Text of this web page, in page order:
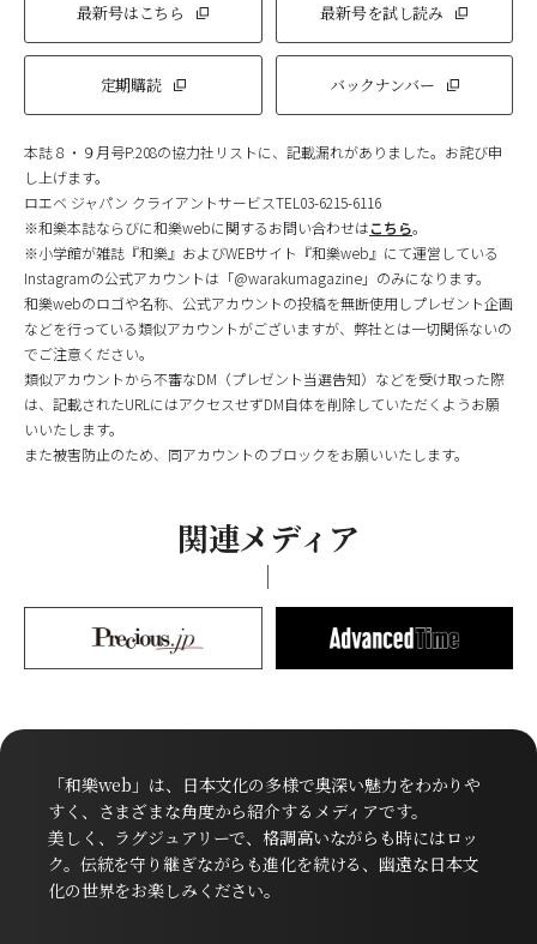
最新号はこちら 最新号を試し読み
定期購読 バックナンバー
本誌８・９月号P.208の協力社リストに、記載漏れがありました。お詫び申
し上げます。
ロエベ ジャパン クライアントサービスTEL03-6215-6116
※和樂本誌ならびに和樂webに関するお問い合わせはこちら。
※小学館が雑誌『和樂』およびWEBサイト『和樂web』にて運営している
Instagramの公式アカウントは「@warakumagazine」のみになります。
和樂webのロゴや名称、公式アカウントの投稿を無断使用しプレゼント企画
などを行っている類似アカウントがございますが、弊社とは一切関係ないの
でご注意ください。
類似アカウントから不審なDM（プレゼント当選告知）などを受け取った際
は、記載されたURLにはアクセスせずDM自体を削除していただくようお願
いいたします。
また被害防止のため、同アカウントのブロックをお願いいたします。
関連メディア
「和樂web」は、日本文化の多様で奥深い魅力をわかりや
すく、さまざまな角度から紹介するメディアです。
美しく、ラグジュアリーで、格調高いながらも時にはロッ
ク。伝統を守り継ぎながらも進化を続ける、幽遠な日本文
化の世界をお楽しみください。